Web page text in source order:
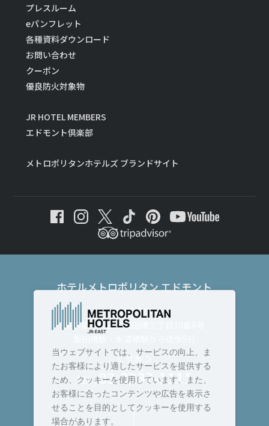
プレスルーム
eパンフレット
各種資料ダウンロード
お問い合わせ
クーポン
優良防火対象物
JR HOTEL MEMBERS
エドモント倶楽部
メトロポリタンホテルズ ブランドサイト
ホテルメトロポリタン エドモント
〒102-8130
東京都千代田区飯田橋三丁目10番8号
＜ 代表 ＞
TEL :03-3237-1111
当ウェブサイトでは、サービスの向上、ま
たお客様により適したサービスを提供する
ため、クッキーを使用しています。また、
お客様に合ったコンテンツや広告を表示さ
せることを目的としてクッキーを使用する
場合があります。